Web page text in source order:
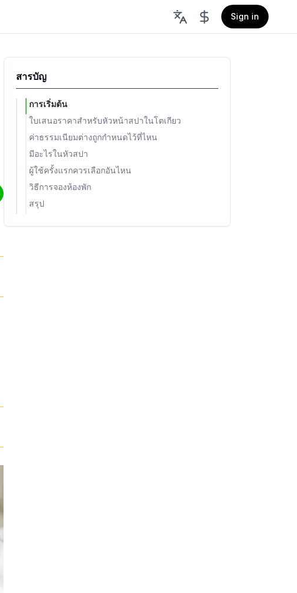
Sign in
สารบัญ
การเริ่มต้น
ใบเสนอราคาสำหรับหัวหน้าสปาในโตเกียว
ค่าธรรมเนียมต่างถูกกำหนดไว้ที่ไหน
มีอะไรในหัวสปา
ผู้ใช้ครั้งแรกควรเลือกอันไหน
วิธีการจองห้องพัก
สรุป